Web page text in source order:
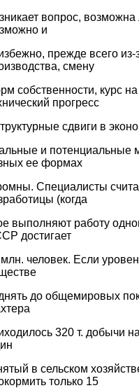
вопрос,
и
прежде всего из-
смену
собственности, курс
прогресс
сдвиги в
и потенциальные
ее формах
Специалисты
(когда
выполняют работу
достигает
человек. Если
до общемировых
320 т. добычи
в сельском
только 15